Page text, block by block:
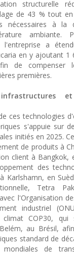
structurelle
de 43 % tout
nécessaires à la
ambiante.
l'entreprise a
en y ajoutant 1
de compenser
premières.
ces technologies
s'appuie sur
initiés en 2025.
de produits à
client à Bangkok,
des
Karlshamn, en
Tetra
l'Organisation
industriel
COP30, qui
au Brésil,
standard de
mondiales de